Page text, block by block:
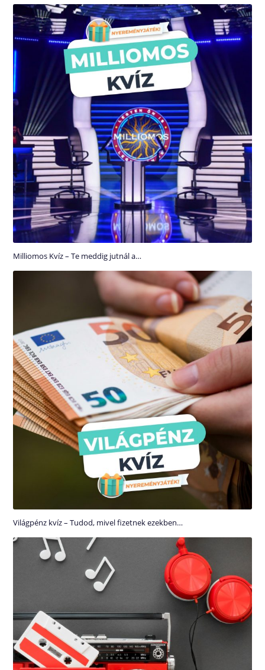
Milliomos Kvíz – Te meddig jutnál a…
Világpénz kvíz – Tudod, mivel fizetnek ezekben…